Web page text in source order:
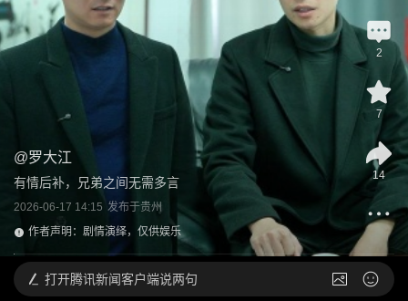
@罗大江
有情后补，兄弟之间无需多言
2026-06-17 14:15 发布于贵州
作者声明：剧情演绎，仅供娱乐
2
7
14
打开腾讯新闻客户端说两句